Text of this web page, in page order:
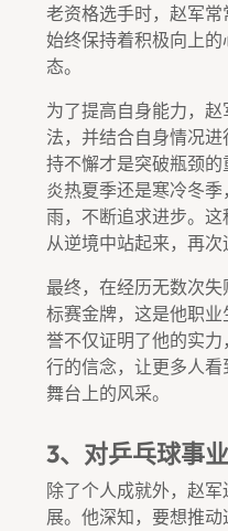
老资格选手时，赵军
始终保持着积极向上
态。
为了提高自身能力，
法，并结合自身情况
持不懈才是突破瓶颈
炎热夏季还是寒冷冬
雨，不断追求进步。
从逆境中站起来，再次
最终，在经历无数次
标赛金牌，这是他职
誉不仅证明了他的实
行的信念，让更多人
舞台上的风采。
3、对乒乓球事
除了个人成就外，赵
展。他深知，要想推